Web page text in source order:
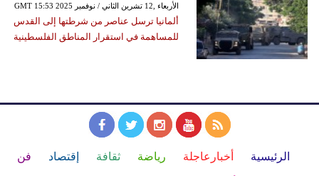
GMT 15:53 2025 الأربعاء ,12 تشرين الثاني / نوفمبر
ألمانيا ترسل عناصر من شرطتها إلى القدس
للمساهمة في استقرار المناطق الفلسطينية
الرئيسية أخبارعاجلة رياضة ثقافة إقتصاد فن